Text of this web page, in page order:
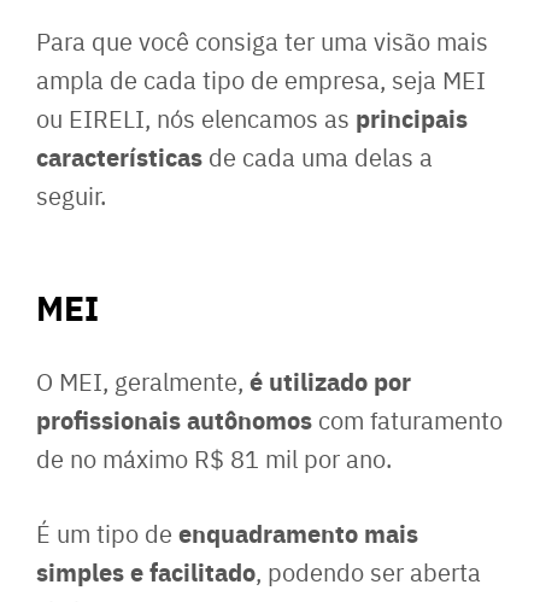
Para que você consiga ter uma visão mais
ampla de cada tipo de empresa, seja MEI
ou EIRELI, nós elencamos as principais
características de cada uma delas a
seguir.
MEI
O MEI, geralmente, é utilizado por
profissionais autônomos com faturamento
de no máximo R$ 81 mil por ano.
É um tipo de enquadramento mais
simples e facilitado, podendo ser aberta